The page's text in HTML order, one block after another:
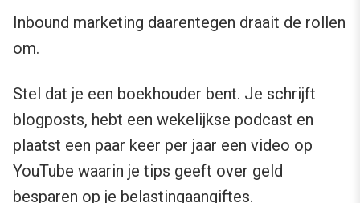
Inbound marketing daarentegen draait de rollen
om.
Stel dat je een boekhouder bent. Je schrijft
blogposts, hebt een wekelijkse podcast en
plaatst een paar keer per jaar een video op
YouTube waarin je tips geeft over geld
besparen op je belastingaangiftes.